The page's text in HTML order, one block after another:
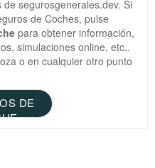
segurosgenerales.dev. Si
de Coches, pulse
para obtener información,
simulaciones online, etc..
o en cualquier otro punto
DE